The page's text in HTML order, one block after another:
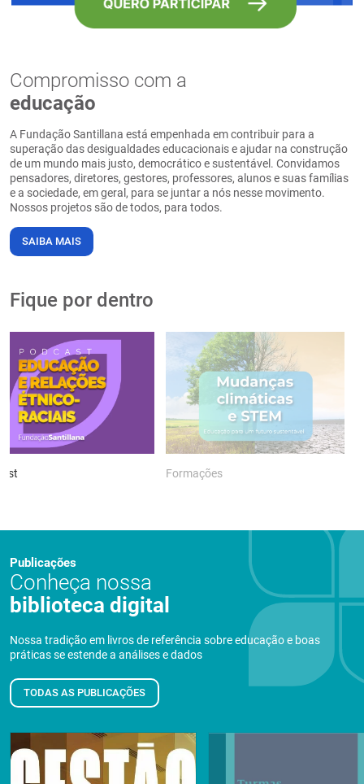
Compromisso com a
educação
A Fundação Santillana está empenhada em contribuir para a
superação das desigualdades educacionais e ajudar na construção
de um mundo mais justo, democrático e sustentável. Convidamos
pensadores, diretores, gestores, professores, alunos e suas famílias
e a sociedade, em geral, para se juntar a nós nesse movimento.
Nossos projetos são de todos, para todos.
SAIBA MAIS
Fique por dentro
Formações
Publicações
Conheça nossa
biblioteca digital
Nossa tradição em livros de referência sobre educação e boas
práticas se estende a análises e dados
TODAS AS PUBLICAÇÕES